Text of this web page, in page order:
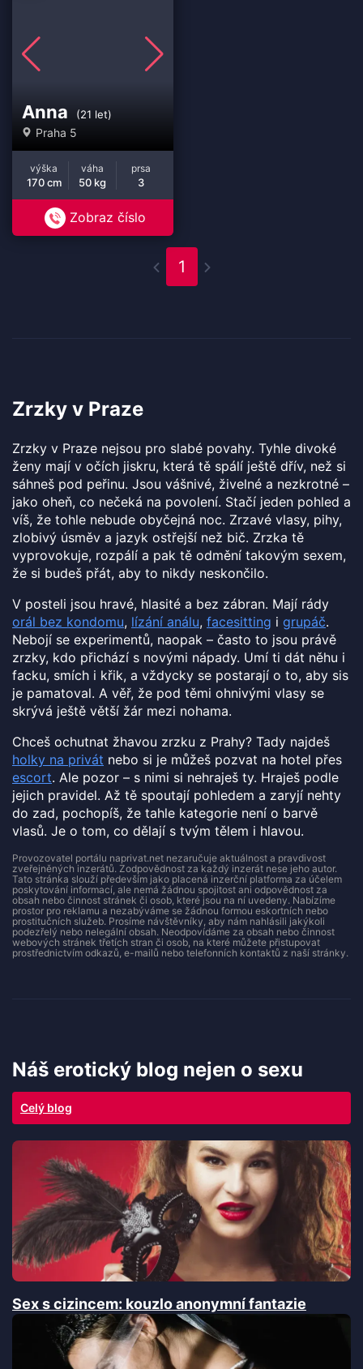
Anna (21 let)
Praha 5
výška
170 cm
váha
50 kg
prsa
3
Zobraz číslo
1
Zrzky v Praze
Zrzky v Praze nejsou pro slabé povahy. Tyhle divoké
ženy mají v očích jiskru, která tě spálí ještě dřív, než si
sáhneš pod peřinu. Jsou vášnivé, živelné a nezkrotné –
jako oheň, co nečeká na povolení. Stačí jeden pohled a
víš, že tohle nebude obyčejná noc. Zrzavé vlasy, pihy,
zlobivý úsměv a jazyk ostřejší než bič. Zrzka tě
vyprovokuje, rozpálí a pak tě odmění takovým sexem,
že si budeš přát, aby to nikdy neskončilo.
V posteli jsou hravé, hlasité a bez zábran. Mají rády
orál bez kondomu, lízání análu, facesitting i grupáč.
Nebojí se experimentů, naopak – často to jsou právě
zrzky, kdo přichází s novými nápady. Umí ti dát něhu i
facku, smích i křik, a vždycky se postarají o to, aby sis
je pamatoval. A věř, že pod těmi ohnivými vlasy se
skrývá ještě větší žár mezi nohama.
Chceš ochutnat žhavou zrzku z Prahy? Tady najdeš
holky na privát nebo si je můžeš pozvat na hotel přes
escort. Ale pozor – s nimi si nehraješ ty. Hraješ podle
jejich pravidel. Až tě spoutají pohledem a zaryjí nehty
do zad, pochopíš, že tahle kategorie není o barvě
vlasů. Je o tom, co dělají s tvým tělem i hlavou.
Provozovatel portálu naprivat.net nezaručuje aktuálnost a pravdivost
zveřejněných inzerátů. Zodpovědnost za každý inzerát nese jeho autor.
Tato stránka slouží především jako placená inzerční platforma za účelem
poskytování informací, ale nemá žádnou spojitost ani odpovědnost za
obsah nebo činnost stránek či osob, které jsou na ní uvedeny. Nabízíme
prostor pro reklamu a nezabýváme se žádnou formou eskortních nebo
prostitučních služeb. Prosíme návštěvníky, aby nám nahlásili jakýkoli
podezřelý nebo nelegální obsah. Neodpovídáme za obsah nebo činnost
webových stránek třetích stran či osob, na které můžete přistupovat
prostřednictvím odkazů, e-mailů nebo telefonních kontaktů z naší stránky.
Náš erotický blog nejen o sexu
Celý blog
Sex s cizincem: kouzlo anonymní fantazie